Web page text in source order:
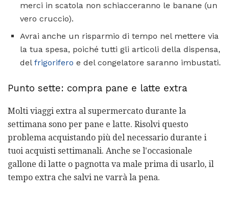
merci in scatola non schiacceranno le banane (un
vero cruccio).
Avrai anche un risparmio di tempo nel mettere via
la tua spesa, poiché tutti gli articoli della dispensa,
del frigorifero e del congelatore saranno imbustati.
Punto sette: compra pane e latte extra
Molti viaggi extra al supermercato durante la
settimana sono per pane e latte. Risolvi questo
problema acquistando più del necessario durante i
tuoi acquisti settimanali. Anche se l'occasionale
gallone di latte o pagnotta va male prima di usarlo, il
tempo extra che salvi ne varrà la pena.